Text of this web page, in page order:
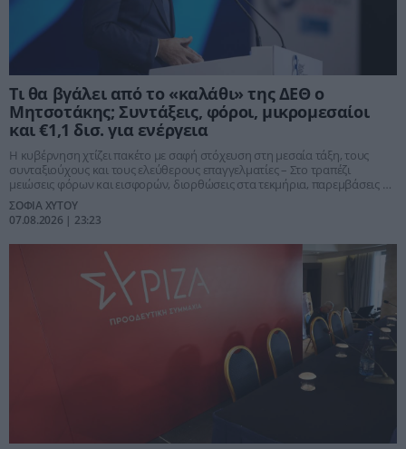
Τι θα βγάλει από το «καλάθι» της ΔΕΘ ο
Μητσοτάκης; Συντάξεις, φόροι, μικρομεσαίοι
και €1,1 δισ. για ενέργεια
Η κυβέρνηση χτίζει πακέτο με σαφή στόχευση στη μεσαία τάξη, τους
συνταξιούχους και τους ελεύθερους επαγγελματίες – Στο τραπέζι
μειώσεις φόρων και εισφορών, διορθώσεις στα τεκμήρια, παρεμβάσεις σε
ΕΝΦΙΑ και τέλη κυκλοφορίας, αλλά και νέο ενεργειακό πρόγραμμα μέσω
της ευρωπαϊκής ρήτρας διαφυγής
ΣΟΦΙΑ ΧΥΤΟΥ
07.08.2026 | 23:23